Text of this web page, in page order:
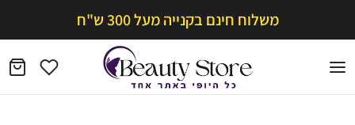
משלוח חינם בקנייה מעל 300 ש"ח